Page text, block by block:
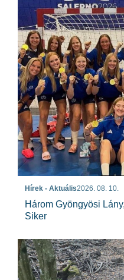
Hírek - Aktuális2026. 08. 10.
Három Gyöngyösi
Siker